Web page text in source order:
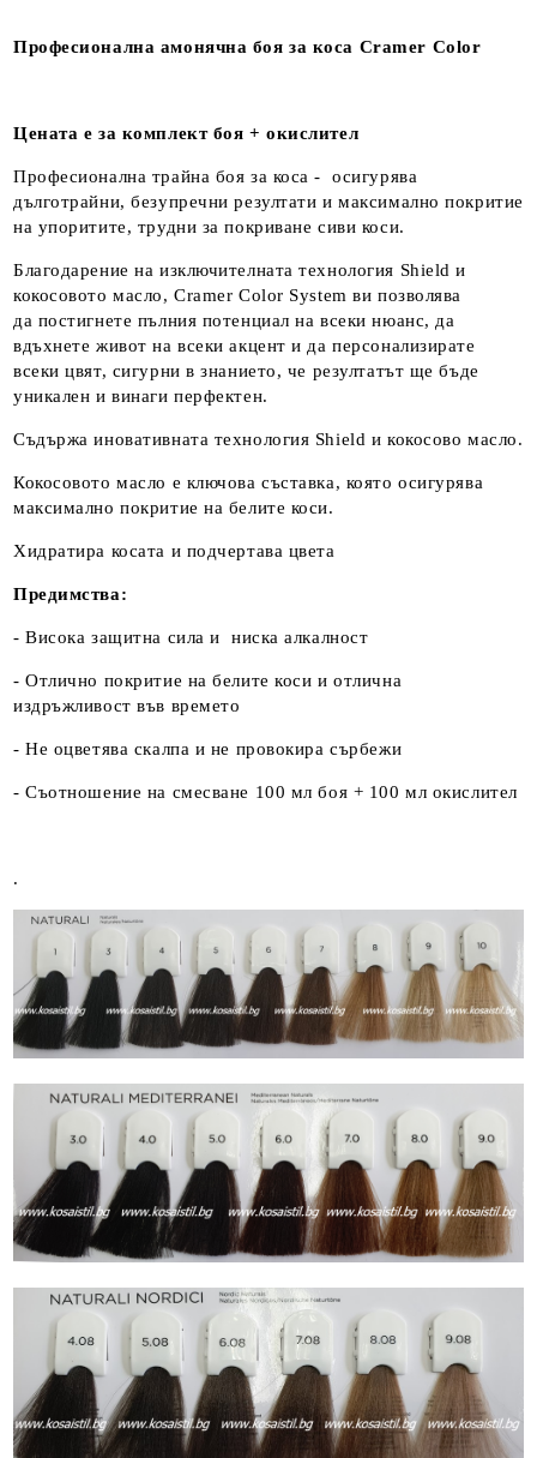
Професионална амонячна боя за коса Cramer Color
Цената е за комплект боя + окислител
Професионална трайна боя за коса - осигурява
дълготрайни, безупречни резултати и максимално покритие
на упоритите, трудни за покриване сиви коси.
Благодарение на изключителната технология Shield и
кокосовото масло, Cramer Color System ви позволява
да постигнете пълния потенциал на всеки нюанс, да
вдъхнете живот на всеки акцент и да персонализирате
всеки цвят, сигурни в знанието, че резултатът ще бъде
уникален и винаги перфектен.
Съдържа иновативната технология Shield и кокосово масло.
Кокосовото масло е ключова съставка, която осигурява
максимално покритие на белите коси.
Хидратира косата и подчертава цвета
Предимства:
- Висока защитна сила и ниска алкалност
- Отлично покритие на белите коси и отлична
издръжливост във времето
- Не оцветява скалпа и не провокира сърбежи
- Съотношение на смесване 100 мл боя + 100 мл окислител
.